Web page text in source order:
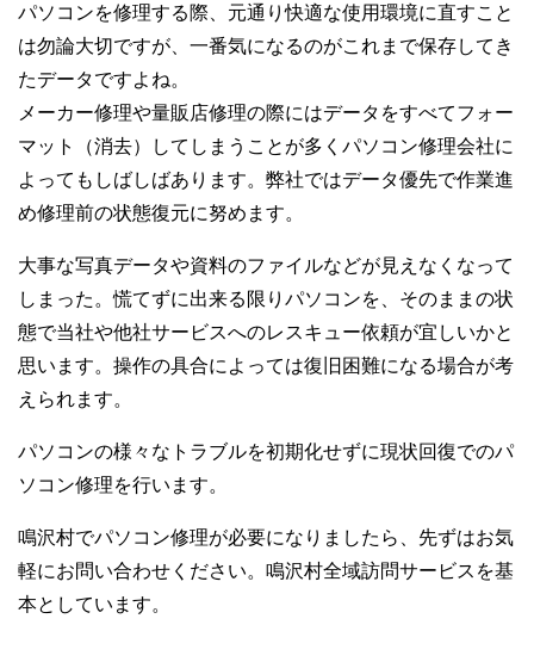
パソコンを修理する際、元通り快適な使用環境に直すこと
は勿論大切ですが、一番気になるのがこれまで保存してき
たデータですよね。
メーカー修理や量販店修理の際にはデータをすべてフォー
マット（消去）してしまうことが多くパソコン修理会社に
よってもしばしばあります。弊社ではデータ優先で作業進
め修理前の状態復元に努めます。
大事な写真データや資料のファイルなどが見えなくなって
しまった。慌てずに出来る限りパソコンを、そのままの状
態で当社や他社サービスへのレスキュー依頼が宜しいかと
思います。操作の具合によっては復旧困難になる場合が考
えられます。
パソコンの様々なトラブルを初期化せずに現状回復でのパ
ソコン修理を行います。
鳴沢村でパソコン修理が必要になりましたら、先ずはお気
軽にお問い合わせください。鳴沢村全域訪問サービスを基
本としています。